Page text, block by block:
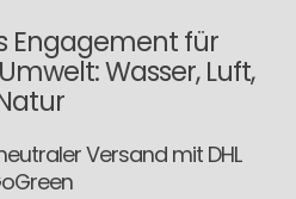
Engagement für
Wasser, Luft,
Versand mit DHL